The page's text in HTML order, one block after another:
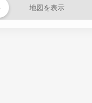
地図を表示